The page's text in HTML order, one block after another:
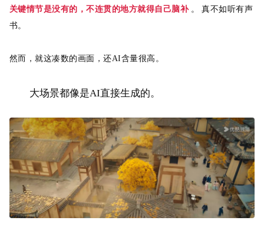
关键情节是没有的，不连贯的地方就得自己脑补 。
真不如听有声
书。
然而，就这凑数的画面，还AI含量很高。
大场景都像是AI直接生成的。